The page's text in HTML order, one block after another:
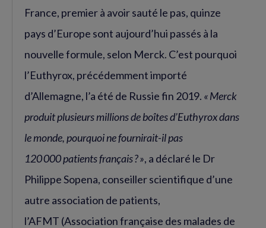
France, premier à avoir sauté le pas, quinze
pays d’Europe sont aujourd’hui passés à la
nouvelle formule, selon Merck. C’est pourquoi
l’Euthyrox, précédemment importé
d’Allemagne, l’a été de Russie fin 2019. « Merck
produit plusieurs millions de boîtes d’Euthyrox dans
le monde, pourquoi ne fournirait-il pas
120 000 patients français ? », a déclaré le Dr
Philippe Sopena, conseiller scientifique d’une
autre association de patients,
l’AFMT (Association française des malades de